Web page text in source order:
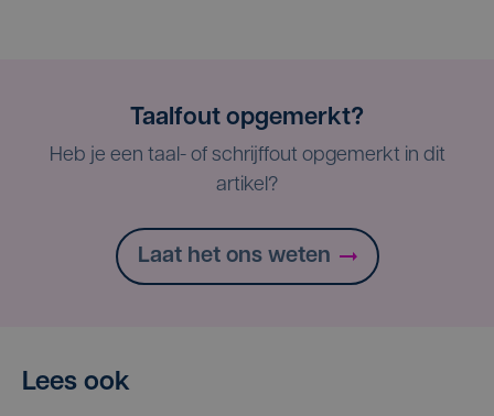
Taalfout opgemerkt?
Heb je een taal- of schrijffout opgemerkt in dit
artikel?
Laat het ons weten
Lees ook